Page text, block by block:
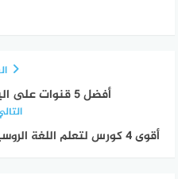
أفضل 5 قنوات على اليوتيوب لتعلم الروسية
أقوى 4 كورس لتعلم اللغة الروسية للمستوى المتوسط والمبتدئ